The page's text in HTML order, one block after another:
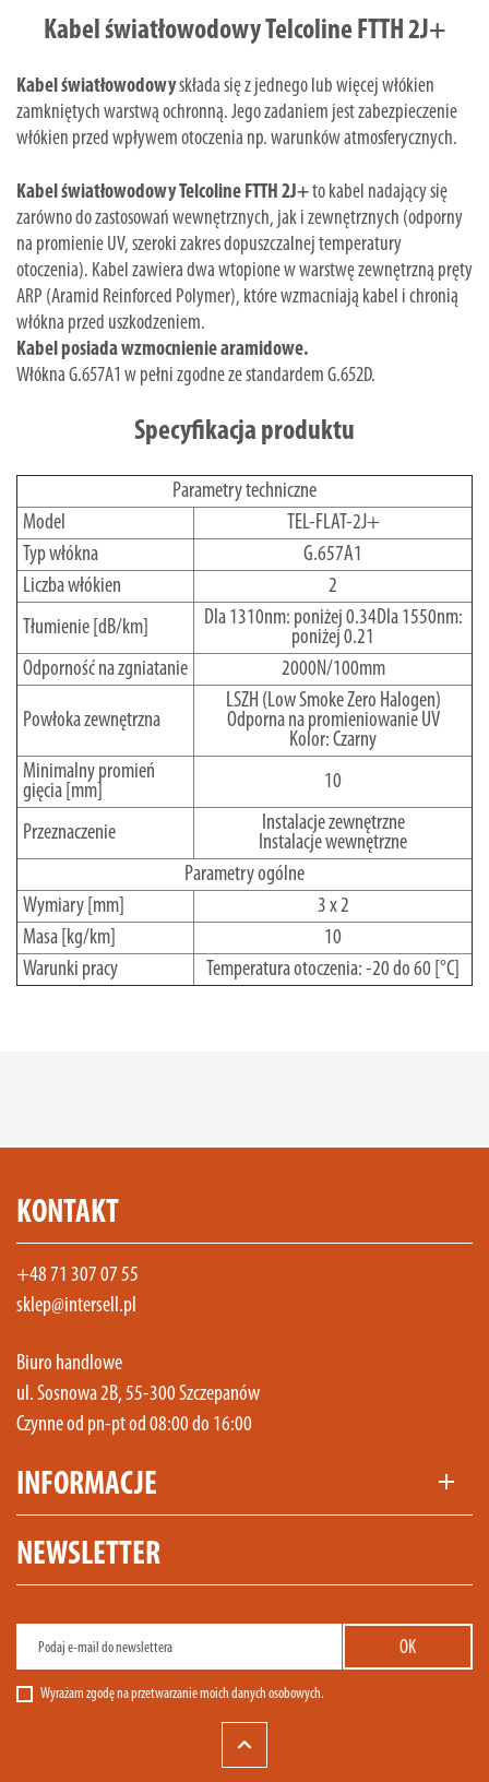
Kabel światłowodowy Telcoline FTTH 2J+
Kabel światłowodowyskłada się z jednego lub więcej włókien
zamkniętych warstwą ochronną. Jego zadaniem jest zabezpieczenie
włókien przed wpływem otoczenia np. warunków atmosferycznych.
Kabel światłowodowy Telcoline FTTH 2J+to kabel nadający się
zarówno do zastosowań wewnętrznych, jak i zewnętrznych (odporny
na promienie UV, szeroki zakres dopuszczalnej temperatury
otoczenia). Kabel zawiera dwa wtopione w warstwę zewnętrzną pręty
ARP (Aramid Reinforced Polymer), które wzmacniają kabel i chronią
włókna przed uszkodzeniem.
Kabel posiada wzmocnienie aramidowe.
Włókna G.657A1 w pełni zgodne ze standardem G.652D.
Specyfikacja produktu
Parametry techniczne
Model
TEL-FLAT-2J+
Typ włókna
G.657A1
Liczba włókien
2
Tłumienie [dB/km]
Dla 1310nm: poniżej 0.34Dla 1550nm:
poniżej 0.21
Odporność na zgniatanie
2000N/100mm
Powłoka zewnętrzna
LSZH (Low Smoke Zero Halogen)
Odporna na promieniowanie UV
Kolor: Czarny
Minimalny promień
gięcia [mm]
10
Przeznaczenie
Instalacje zewnętrzne
Instalacje wewnętrzne
Parametry ogólne
Wymiary [mm]
3 x 2
Masa [kg/km]
10
Warunki pracy
Temperatura otoczenia: -20 do 60 [°C]
KONTAKT
+48 71 307 07 55
sklep@intersell.pl
Biuro handlowe
ul. Sosnowa 2B, 55-300 Szczepanów
Czynne od pn-pt od 08:00 do 16:00
INFORMACJE add
NEWSLETTER
Wyrażam zgodę na przetwarzanie moich danych osobowych.
keyboard_arrow_up